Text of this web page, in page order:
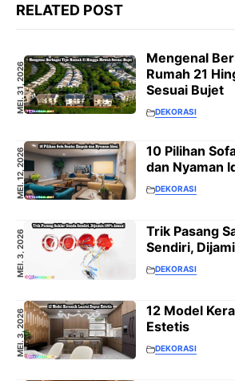
RELATED POST
MEI. 31, 2026
Mengenal
Rumah 21
Sesuai Bujet
DEKORASI
MEI. 12, 2026
10 Pilihan
dan Nyaman
DEKORASI
MEI. 3, 2026
Trik Pasang
Sendiri,
DEKORASI
MEI. 3, 2026
12 Model
Estetis
DEKORASI